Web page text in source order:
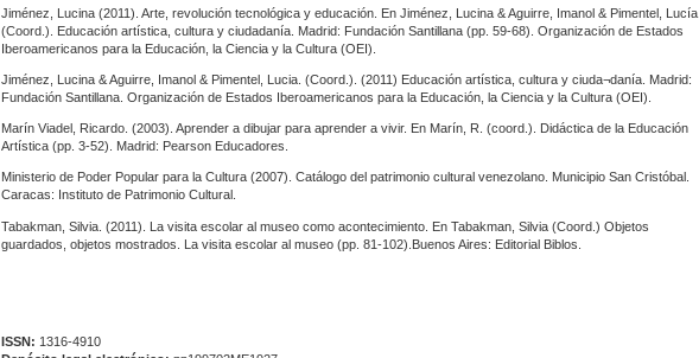
Jiménez, Lucina (2011). Arte, revolución tecnológica y educación. En Jiménez, Lucina & Aguirre, Imanol & Pimentel, Lucía.
(Coord.). Educación artística, cultura y ciudadanía. Madrid: Fundación Santillana (pp. 59-68). Organización de Estados
Iberoamericanos para la Educación, la Ciencia y la Cultura (OEI).
Jiménez, Lucina & Aguirre, Imanol & Pimentel, Lucia. (Coord.). (2011) Educación artística, cultura y ciuda¬danía. Madrid:
Fundación Santillana. Organización de Estados Iberoamericanos para la Educación, la Ciencia y la Cultura (OEI).
Marín Viadel, Ricardo. (2003). Aprender a dibujar para aprender a vivir. En Marín, R. (coord.). Didáctica de la Educación
Artística (pp. 3-52). Madrid: Pearson Educadores.
Ministerio de Poder Popular para la Cultura (2007). Catálogo del patrimonio cultural venezolano. Municipio San Cristóbal.
Caracas: Instituto de Patrimonio Cultural.
Tabakman, Silvia. (2011). La visita escolar al museo como acontecimiento. En Tabakman, Silvia (Coord.) Objetos
guardados, objetos mostrados. La visita escolar al museo (pp. 81-102).Buenos Aires: Editorial Biblos.
ISSN: 1316-4910